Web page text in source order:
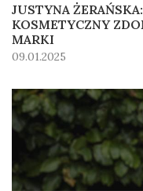
JUSTYNA
KOSMETYCZNY
MARKI
09.01.2025